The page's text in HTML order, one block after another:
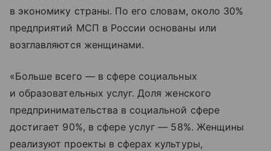
в экономику страны. По его словам, около 30%
предприятий МСП в России основаны или
возглавляются женщинами.
«Больше всего — в сфере социальных
и образовательных услуг. Доля женского
предпринимательства в социальной сфере
достигает 90%, в сфере услуг — 58%. Женщины
реализуют проекты в сферах культуры,